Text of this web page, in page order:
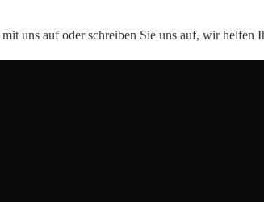
mit uns auf oder schreiben Sie uns auf, wir helfen